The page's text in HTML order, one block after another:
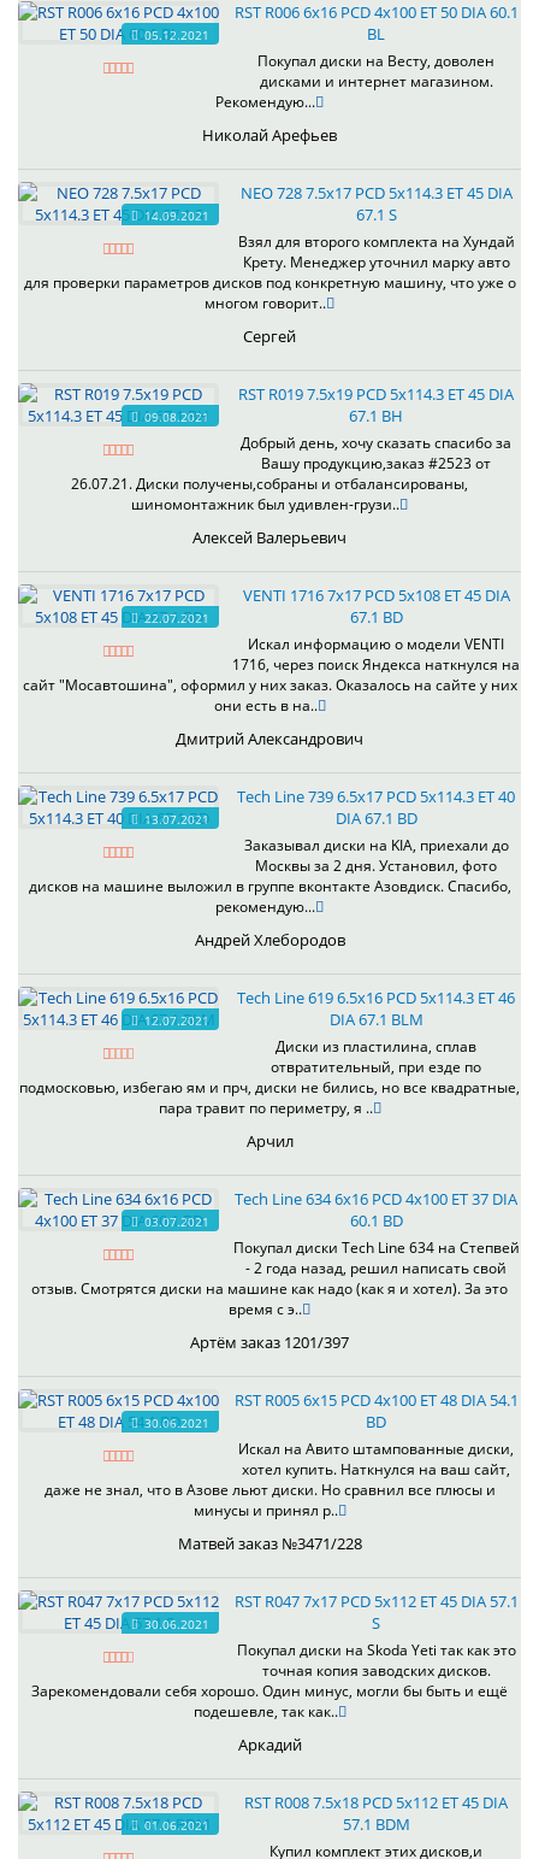
05.12.2021
RST R006 6x16 PCD 4x100 ET 50 DIA 60.1
BL
Покупал диски на Весту, доволен
дисками и интернет магазином.
Рекомендую...
Николай Арефьев
14.09.2021
NEO 728 7.5x17 PCD 5x114.3 ET 45 DIA
67.1 S
Взял для второго комплекта на Хундай
Крету. Менеджер уточнил марку авто
для проверки параметров дисков под конкретную машину, что уже о
многом говорит..
Сергей
09.08.2021
RST R019 7.5x19 PCD 5x114.3 ET 45 DIA
67.1 BH
Добрый день, хочу сказать спасибо за
Вашу продукцию,заказ #2523 от
26.07.21. Диски получены,собраны и отбалансированы,
шиномонтажник был удивлен-грузи..
Алексей Валерьевич
22.07.2021
VENTI 1716 7x17 PCD 5x108 ET 45 DIA
67.1 BD
Искал информацию о модели VENTI
1716, через поиск Яндекса наткнулся на
сайт "Мосавтошина", оформил у них заказ. Оказалось на сайте у них
они есть в на..
Дмитрий Александрович
13.07.2021
Tech Line 739 6.5x17 PCD 5x114.3 ET 40
DIA 67.1 BD
Заказывал диски на KIA, приехали до
Москвы за 2 дня. Установил, фото
дисков на машине выложил в группе вконтакте Азовдиск. Спасибо,
рекомендую...
Андрей Хлебородов
12.07.2021
Tech Line 619 6.5x16 PCD 5x114.3 ET 46
DIA 67.1 BLM
Диски из пластилина, сплав
отвратительный, при езде по
подмосковью, избегаю ям и прч, диски не бились, но все квадратные,
пара травит по периметру, я ..
Арчил
03.07.2021
Tech Line 634 6x16 PCD 4x100 ET 37 DIA
60.1 BD
Покупал диски Tech Line 634 на Степвей
- 2 года назад, решил написать свой
отзыв. Смотрятся диски на машине как надо (как я и хотел). За это
время с э..
Артём заказ 1201/397
30.06.2021
RST R005 6x15 PCD 4x100 ET 48 DIA 54.1
BD
Искал на Авито штампованные диски,
хотел купить. Наткнулся на ваш сайт,
даже не знал, что в Азове льют диски. Но сравнил все плюсы и
минусы и принял р..
Матвей заказ №3471/228
30.06.2021
RST R047 7x17 PCD 5x112 ET 45 DIA 57.1
S
Покупал диски на Skoda Yeti так как это
точная копия заводских дисков.
Зарекомендовали себя хорошо. Один минус, могли бы быть и ещё
подешевле, так как..
Аркадий
01.06.2021
RST R008 7.5x18 PCD 5x112 ET 45 DIA
57.1 BDM
Купил комплект этих дисков,и